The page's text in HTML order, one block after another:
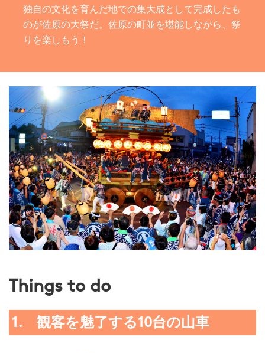
独自の文化を育んだ地での集大成として完成したも
のが佐原の大祭だ。佐原の町並を堪能しながら、祭
りを楽しもう！
Things to do
1. 観客を魅了する10台の山車